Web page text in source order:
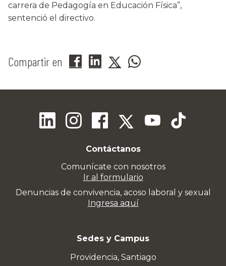
carrera de Pedagogía en Educación Física”,
sentenció el directivo.
Compartir en
Contáctanos
Comunícate con nosotros
Ir al formulario
Denuncias de convivencia, acoso laboral y sexual
Ingresa aquí
Sedes y Campus
Providencia, Santiago